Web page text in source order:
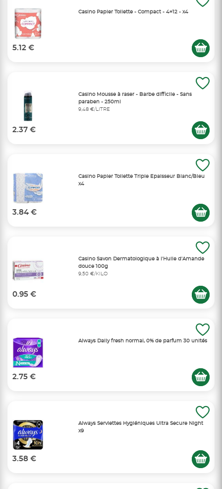
Casino Papier Toilette - Compact - 4=12 - x4
5.12 €
Casino Mousse à raser - Barbe difficile - Sans
paraben - 250ml
9,48 €/LITRE
2.37 €
Casino Papier Toilette Triple Epaisseur Blanc/Bleu
x4
3.84 €
Casino Savon Dermatologique à l’Huile d’Amande
douce 100g
9,50 €/KILO
0.95 €
Always Daily fresh normal, 0% de parfum 30 unités
2.75 €
Always Serviettes Hygiéniques Ultra Secure Night
x9
3.58 €